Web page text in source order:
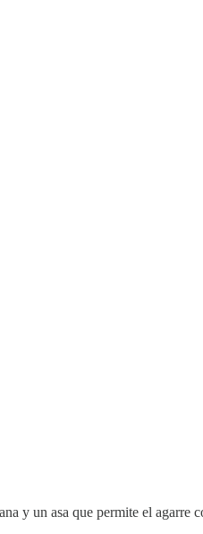
y un asa que permite el agarre